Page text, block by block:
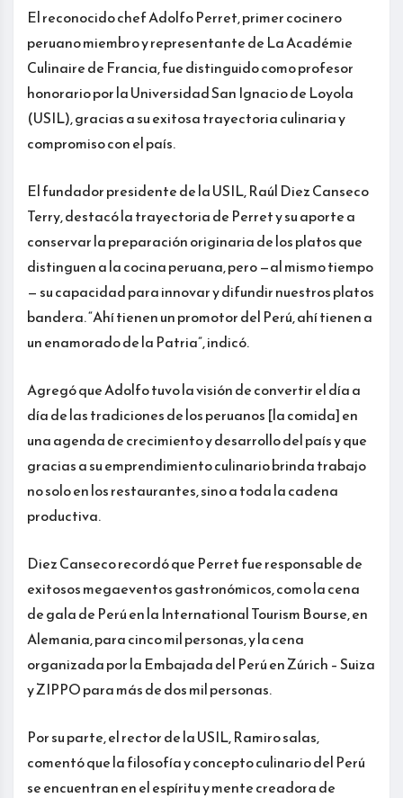
El reconocido chef Adolfo Perret, primer cocinero
peruano miembro y representante de La Académie
Culinaire de Francia, fue distinguido como profesor
honorario por la Universidad San Ignacio de Loyola
(USIL), gracias a su exitosa trayectoria culinaria y
compromiso con el país.
El fundador presidente de la USIL, Raúl Diez Canseco
Terry, destacó la trayectoria de Perret y su aporte a
conservar la preparación originaria de los platos que
distinguen a la cocina peruana, pero —al mismo tiempo
— su capacidad para innovar y difundir nuestros platos
bandera. “Ahí tienen un promotor del Perú, ahí tienen a
un enamorado de la Patria”, indicó.
Agregó que Adolfo tuvo la visión de convertir el día a
día de las tradiciones de los peruanos [la comida] en
una agenda de crecimiento y desarrollo del país y que
gracias a su emprendimiento culinario brinda trabajo
no solo en los restaurantes, sino a toda la cadena
productiva.
Diez Canseco recordó que Perret fue responsable de
exitosos megaeventos gastronómicos, como la cena
de gala de Perú en la International Tourism Bourse, en
Alemania, para cinco mil personas, y la cena
organizada por la Embajada del Perú en Zúrich – Suiza
y ZIPPO para más de dos mil personas.
Por su parte, el rector de la USIL, Ramiro salas,
comentó que la filosofía y concepto culinario del Perú
se encuentran en el espíritu y mente creadora de